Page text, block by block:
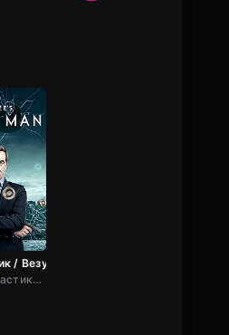
/ Везунчик
2016, Фантастика, Боевик, Зарубежный, Великобрит